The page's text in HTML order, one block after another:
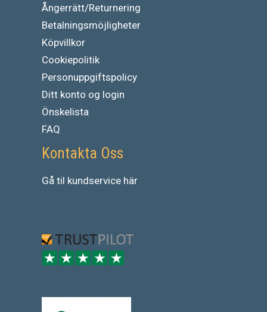
Ångerrätt/Returnering
Betalningsmöjligheter
Köpvillkor
Cookiepolitik
Personuppgiftspolicy
Ditt konto og login
Önskelista
FAQ
Kontakta Oss
Gå til kundservice här